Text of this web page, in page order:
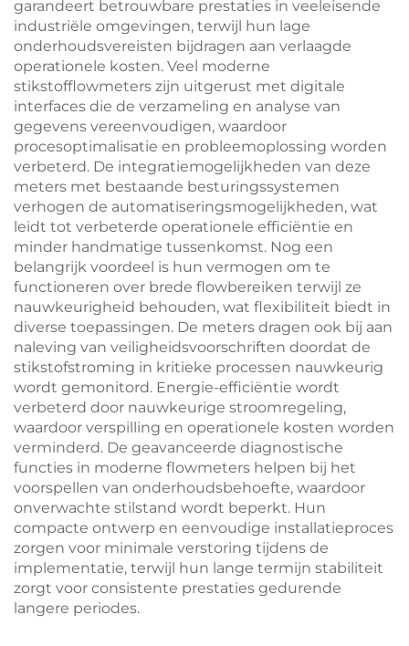
garandeert betrouwbare prestaties in veeleisende
industriële omgevingen, terwijl hun lage
onderhoudsvereisten bijdragen aan verlaagde
operationele kosten. Veel moderne
stikstofflowmeters zijn uitgerust met digitale
interfaces die de verzameling en analyse van
gegevens vereenvoudigen, waardoor
procesoptimalisatie en probleemoplossing worden
verbeterd. De integratiemogelijkheden van deze
meters met bestaande besturingssystemen
verhogen de automatiseringsmogelijkheden, wat
leidt tot verbeterde operationele efficiëntie en
minder handmatige tussenkomst. Nog een
belangrijk voordeel is hun vermogen om te
functioneren over brede flowbereiken terwijl ze
nauwkeurigheid behouden, wat flexibiliteit biedt in
diverse toepassingen. De meters dragen ook bij aan
naleving van veiligheidsvoorschriften doordat de
stikstofstroming in kritieke processen nauwkeurig
wordt gemonitord. Energie-efficiëntie wordt
verbeterd door nauwkeurige stroomregeling,
waardoor verspilling en operationele kosten worden
verminderd. De geavanceerde diagnostische
functies in moderne flowmeters helpen bij het
voorspellen van onderhoudsbehoefte, waardoor
onverwachte stilstand wordt beperkt. Hun
compacte ontwerp en eenvoudige installatieproces
zorgen voor minimale verstoring tijdens de
implementatie, terwijl hun lange termijn stabiliteit
zorgt voor consistente prestaties gedurende
langere periodes.